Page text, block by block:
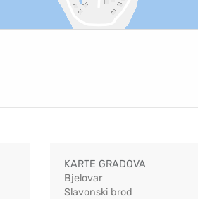
KARTE GRADOVA
Bjelovar
Slavonski brod